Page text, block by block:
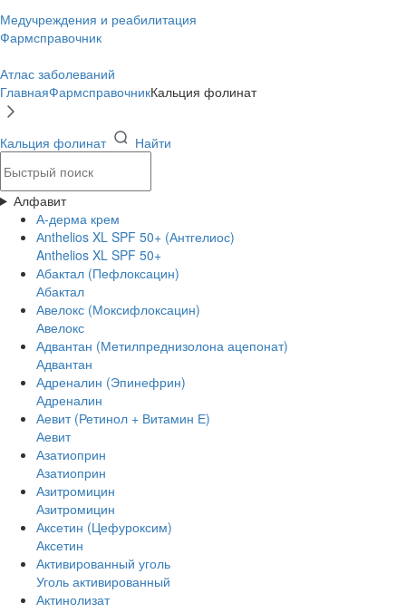
Медучреждения и реабилитация
Фармсправочник
Атлас заболеваний
ГлавнаяФармсправочникКальция фолинат
Кальция фолинат Найти
Алфавит
А-дерма крем
Аnthelios XL SPF 50+ (Антгелиос)
Anthelios XL SPF 50+
Абактал (Пефлоксацин)
Абактал
Авелокс (Моксифлоксацин)
Авелокс
Адвантан (Метилпреднизолона ацепонат)
Адвантан
Адреналин (Эпинефрин)
Адреналин
Аевит (Ретинол + Витамин Е)
Аевит
Азатиоприн
Азатиоприн
Азитромицин
Азитромицин
Аксетин (Цефуроксим)
Аксетин
Активированный уголь
Уголь активированный
Актинолизат